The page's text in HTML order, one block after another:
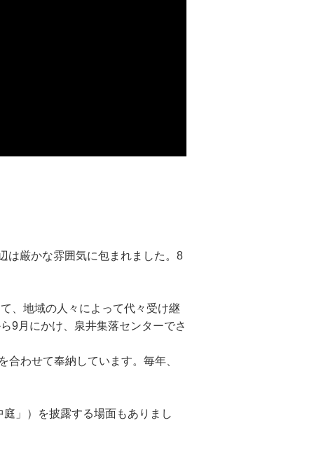
は厳かな雰囲気に包まれました。8
、地域の人々によって代々受け継
9月にかけ、泉井集落センターでさ
わせて奉納しています。毎年、
」）を披露する場面もありまし